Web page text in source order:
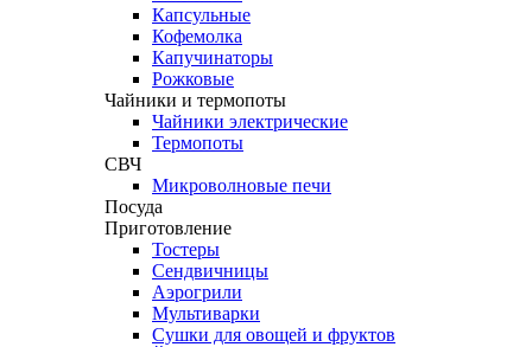
Капсульные
Кофемолка
Капучинаторы
Рожковые
Чайники и термопоты
Чайники электрические
Термопоты
СВЧ
Микроволновые печи
Посуда
Приготовление
Тостеры
Сендвичницы
Аэрогрили
Мультиварки
Сушки для овощей и фруктов